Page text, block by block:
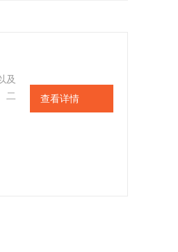
及
二
查看详情